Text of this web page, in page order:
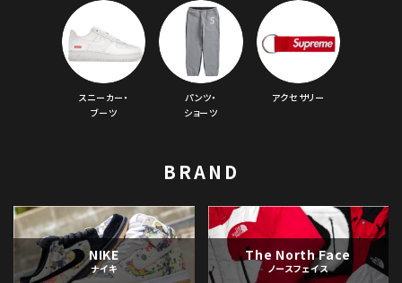
スニーカー・
ブーツ
パンツ・
ショーツ
アクセサリー
BRAND
NIKE
ナイキ
The North Face
ノースフェイス